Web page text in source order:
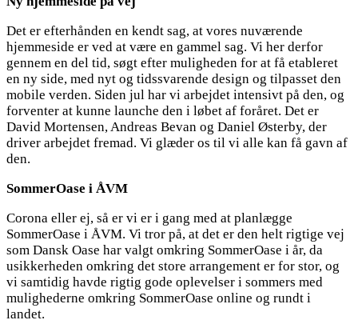
Det er efterhånden en kendt sag, at vores nuværende
hjemmeside er ved at være en gammel sag. Vi her derfor
gennem en del tid, søgt efter muligheden for at få etableret
en ny side, med nyt og tidssvarende design og tilpasset den
mobile verden. Siden jul har vi arbejdet intensivt på den, og
forventer at kunne launche den i løbet af foråret. Det er
David Mortensen, Andreas Bevan og Daniel Østerby, der
driver arbejdet fremad. Vi glæder os til vi alle kan få gavn af
den.
SommerOase i ÅVM
Corona eller ej, så er vi er i gang med at planlægge
SommerOase i ÅVM. Vi tror på, at det er den helt rigtige vej
som Dansk Oase har valgt omkring SommerOase i år, da
usikkerheden omkring det store arrangement er for stor, og
vi samtidig havde rigtig gode oplevelser i sommers med
mulighederne omkring SommerOase online og rundt i
landet.